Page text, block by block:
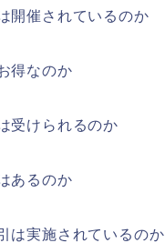
開催されているのか
得なのか
受けられるのか
あるのか
は実施されているのか